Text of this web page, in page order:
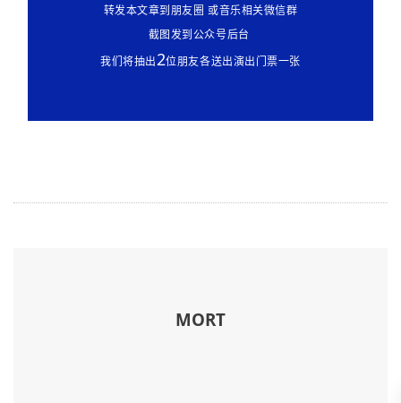
转发本文章到朋友圈 或音乐相关微信群
截图发到公众号后台
我们将抽出2位朋友各送出演出门票一张
MORT